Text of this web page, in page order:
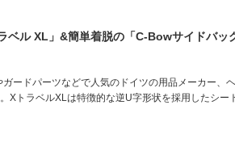
ベル XL」&簡単着脱の「C-Bowサイドバ
ードパーツなどで人気のドイツの用品メーカー、
XトラベルXLは特徴的な逆U字形状を採用したシー